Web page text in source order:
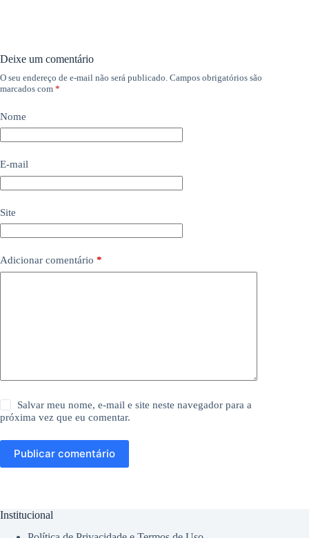
Deixe um comentário
O seu endereço de e-mail não será publicado. Campos obrigatórios são
marcados com *
Nome
E-mail
Site
Adicionar comentário *
Salvar meu nome, e-mail e site neste navegador para a
próxima vez que eu comentar.
Publicar comentário
Institucional